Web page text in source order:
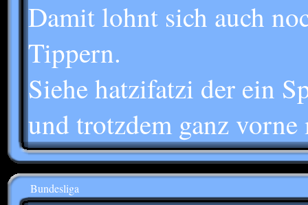
Damit lohnt sich auch
Tippern.
Siehe hatzifatzi der ein
und trotzdem ganz
Bundesliga